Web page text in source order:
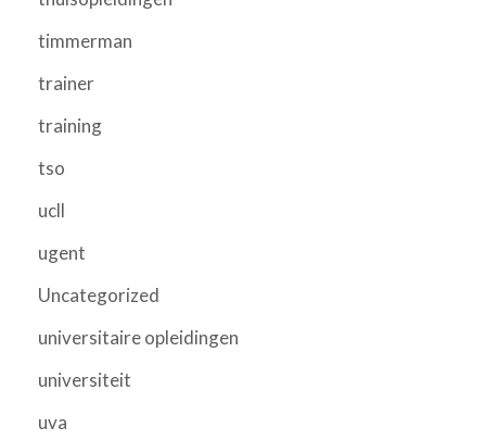
timmerman
trainer
training
tso
ucll
ugent
Uncategorized
universitaire opleidingen
universiteit
uva